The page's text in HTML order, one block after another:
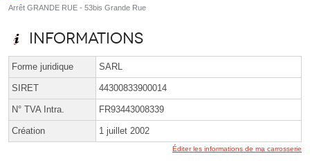
Arrêt GRANDE RUE - 53bis Grande Rue
Informations
Forme juridique SARL
SIRET 44300833900014
N° TVA Intra. FR93443008339
Création 1 juillet 2002
Éditer les informations de ma carrosserie